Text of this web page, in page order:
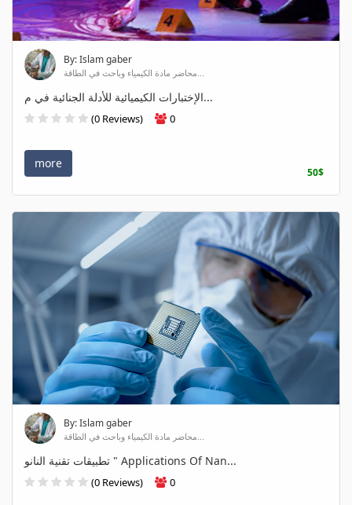
By: Islam gaber
محاضر مادة الكيمياء وباحث في الطاقة...
الإختبارات الكيميائية للأدلة الجنائية في م...
(0 Reviews) 0
more
50$
By: Islam gaber
محاضر مادة الكيمياء وباحث في الطاقة...
تطبيقات تقنية النانو " Applications Of Nan...
(0 Reviews) 0